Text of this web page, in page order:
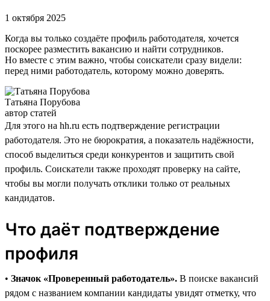
1 октября 2025
Когда вы только создаёте профиль работодателя, хочется
поскорее разместить вакансию и найти сотрудников.
Но вместе с этим важно, чтобы соискатели сразу видели:
перед ними работодатель, которому можно доверять.
Татьяна Порубова
автор статей
Для этого на hh.ru есть подтверждение регистрации
работодателя. Это не бюрократия, а показатель надёжности,
способ выделиться среди конкурентов и защитить свой
профиль. Соискатели также проходят проверку на сайте,
чтобы вы могли получать отклики только от реальных
кандидатов.
Что даёт подтверждение
профиля
• Значок «Проверенный работодатель». В поиске вакансий
рядом с названием компании кандидаты увидят отметку, что